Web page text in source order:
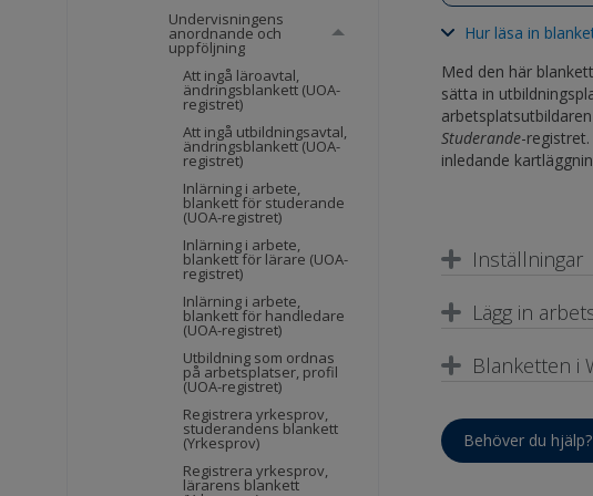
Undervisningens
anordnande och
uppföljning
Att ingå läroavtal,
ändringsblankett (UOA-
registret)
Att ingå utbildningsavtal,
ändringsblankett (UOA-
registret)
Inlärning i arbete,
blankett för studerande
(UOA-registret)
Inlärning i arbete,
blankett för lärare (UOA-
registret)
Inlärning i arbete,
blankett för handledare
(UOA-registret)
Utbildning som ordnas
på arbetsplatser, profil
(UOA-registret)
Registrera yrkesprov,
studerandens blankett
(Yrkesprov)
Registrera yrkesprov,
lärarens blankett
Hur läsa in
Med den här
sätta in
Studerande-
inledande
Inställningar
Lägg in
Blanketten i
Behöver du hjälp?